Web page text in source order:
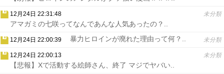
12月24日 22:31:48 未分類
アマガミの七咲ってなんであんな人気あったの？..
12月24日 22:00:39 未分類
暴力ヒロインが廃れた理由って何？..
12月24日 22:00:13 未分類
【悲報】Xで活動する絵師さん、終了 マジでヤバい..